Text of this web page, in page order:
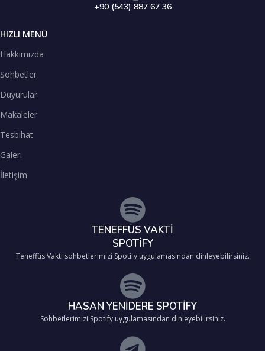
+90 (543) 887 67 36
HIZLI MENÜ
Hakkımızda
Sohbetler
Duyurular
Makaleler
Tesbihat
Galeri
İletişim
TENEFFÜS VAKTİ
SPOTİFY
Teneffüs Vakti sohbetlerimizi Spotify uygulamasından dinleyebilirsiniz.
HASAN YENİDERE SPOTİFY
Sohbetlerimizi Spotify uygulamasından dinleyebilirsiniz.